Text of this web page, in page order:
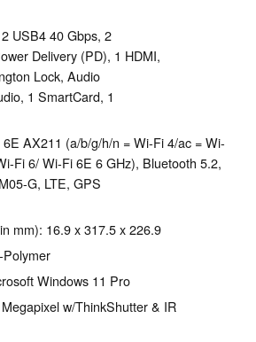
USB4 40 Gbps, 2
Delivery (PD), 1 HDMI,
Lock, Audio
1 SmartCard, 1
AX211 (a/b/g/h/n = Wi-Fi 4/ac = Wi-
Fi 6/ Wi-Fi 6E 6 GHz), Bluetooth 5.2,
G, LTE, GPS
mm): 16.9 x 317.5 x 226.9
Windows 11 Pro
w/ThinkShutter & IR